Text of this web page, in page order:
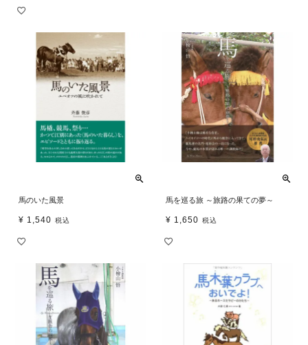
馬のいた風景
¥ 1,540 税込
馬を巡る旅 ～旅路の果ての夢～
¥ 1,650 税込